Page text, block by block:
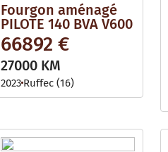
Fourgon aménagé
PILOTE 140 BVA V600
66892 €
27000 KM
2023 Ruffec (16)